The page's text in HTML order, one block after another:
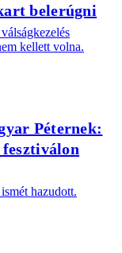
belerúgni
kellett volna.
Péternek:
hazudott.